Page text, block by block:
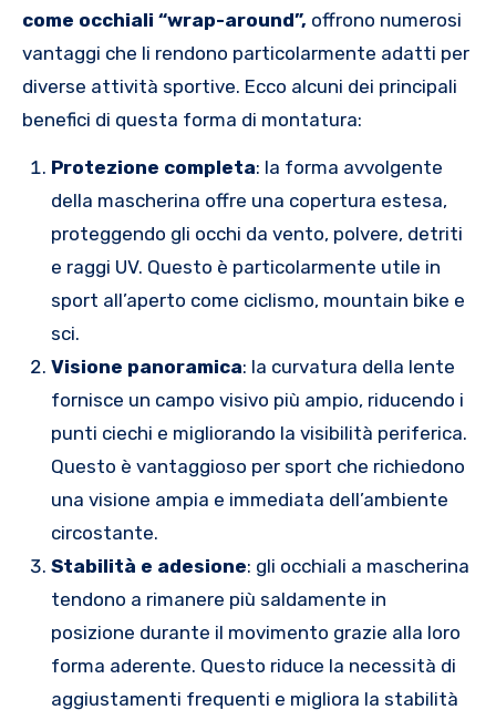
come occhiali “wrap-around”, offrono numerosi
vantaggi che li rendono particolarmente adatti per
diverse attività sportive. Ecco alcuni dei principali
benefici di questa forma di montatura:
Protezione completa: la forma avvolgente
della mascherina offre una copertura estesa,
proteggendo gli occhi da vento, polvere, detriti
e raggi UV. Questo è particolarmente utile in
sport all’aperto come ciclismo, mountain bike e
sci.
Visione panoramica: la curvatura della lente
fornisce un campo visivo più ampio, riducendo i
punti ciechi e migliorando la visibilità periferica.
Questo è vantaggioso per sport che richiedono
una visione ampia e immediata dell’ambiente
circostante.
Stabilità e adesione: gli occhiali a mascherina
tendono a rimanere più saldamente in
posizione durante il movimento grazie alla loro
forma aderente. Questo riduce la necessità di
aggiustamenti frequenti e migliora la stabilità